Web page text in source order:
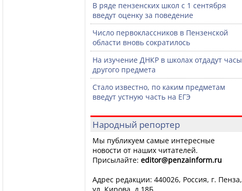
В ряде пензенских школ с 1 сентября
введут оценку за поведение
Число первоклассников в Пензенской
области вновь сократилось
На изучение ДНКР в школах отдадут часы
другого предмета
Стало известно, по каким предметам
введут устную часть на ЕГЭ
Народный репортер
Мы публикуем самые интересные
новости от наших читателей.
Присылайте: editor@penzainform.ru
Адрес редакции: 440026, Россия, г. Пенза,